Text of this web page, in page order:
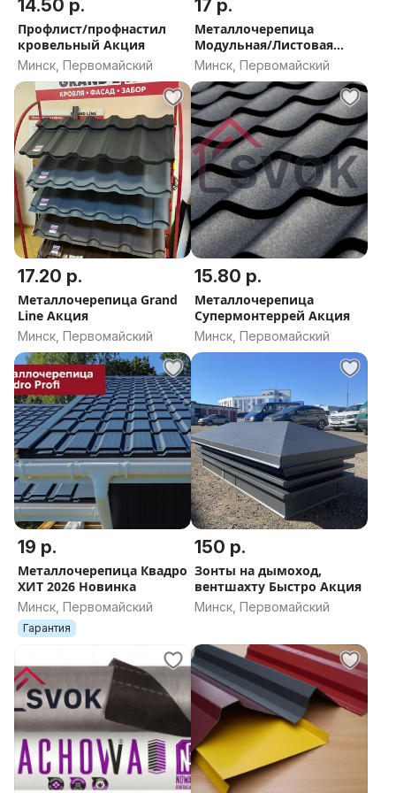
14.50 р.
Профлист/профнастил
кровельный Акция
Минск, Первомайский
17 р.
Металлочерепица
Модульная/Листовая
Акция
Минск, Первомайский
17.20 р.
Металлочерепица Grand
Line Акция
Минск, Первомайский
15.80 р.
Металлочерепица
Супермонтеррей Акция
Минск, Первомайский
19 р.
Металлочерепица Квадро
ХИТ 2026 Новинка
Минск, Первомайский
Гарантия
150 р.
Зонты на дымоход,
вентшахту Быстро Акция
Минск, Первомайский